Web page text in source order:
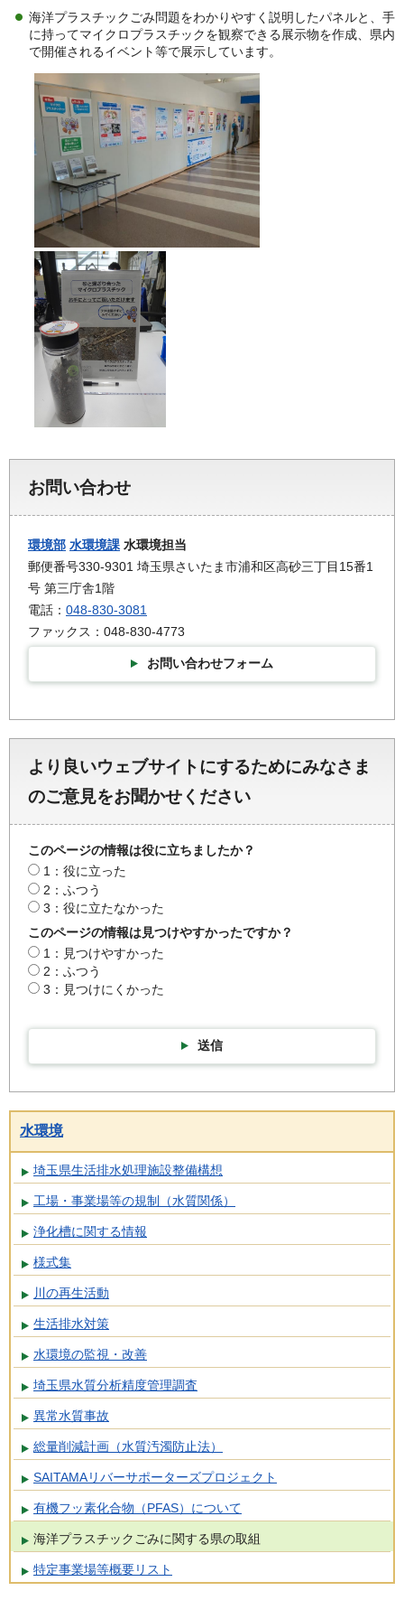
海洋プラスチックごみ問題をわかりやすく説明したパネルと、手
に持ってマイクロプラスチックを観察できる展示物を作成、県内
で開催されるイベント等で展示しています。
お問い合わせ
環境部 水環境課 水環境担当
郵便番号330-9301 埼玉県さいたま市浦和区高砂三丁目15番1
号 第三庁舎1階
電話： 048-830-3081
ファックス：048-830-4773
お問い合わせフォーム
より良いウェブサイトにするためにみなさま
のご意見をお聞かせください
このページの情報は役に立ちましたか？
1：役に立った
2：ふつう
3：役に立たなかった
このページの情報は見つけやすかったですか？
1：見つけやすかった
2：ふつう
3：見つけにくかった
送信
水環境
埼玉県生活排水処理施設整備構想
工場・事業場等の規制（水質関係）
浄化槽に関する情報
様式集
川の再生活動
生活排水対策
水環境の監視・改善
埼玉県水質分析精度管理調査
異常水質事故
総量削減計画（水質汚濁防止法）
SAITAMAリバーサポーターズプロジェクト
有機フッ素化合物（PFAS）について
海洋プラスチックごみに関する県の取組
特定事業場等概要リスト